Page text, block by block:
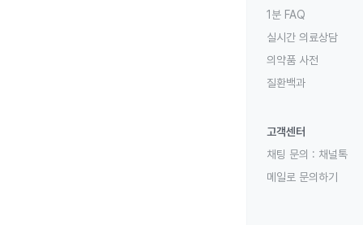
1분 FAQ
실시간 의료상담
의약품 사전
질환백과
고객센터
채팅 문의 : 채널톡
메일로 문의하기